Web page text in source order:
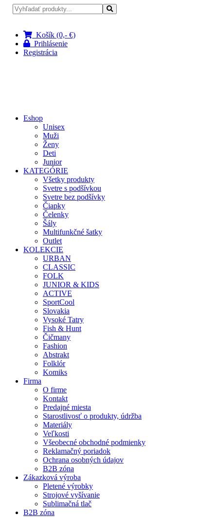
Košík (0,- €)
Prihlásenie
Registrácia
Eshop
Unisex
Muži
Ženy
Deti
Junior
KATEGÓRIE
Všetky produkty
Svetre s podšívkou
Svetre bez podšívky
Čiapky
Čelenky
Šály
Multifunkčné šatky
Outlet
KOLEKCIE
URBAN
CLASSIC
FOLK
JUNIOR & KIDS
ACTIVE
SportCool
Slovakia
Vysoké Tatry
Fish & Hunt
Čičmany
Fashion
Abstrakt
Folklór
Komiks
Firma
O firme
Kontakt
Predajné miesta
Starostlivosť o produkty, údržba
Materiály
Veľkosti
Všeobecné obchodné podmienky
Reklamačný poriadok
Ochrana osobných údajov
B2B zóna
Zákazková výroba
Pletené výrobky
Strojové vyšívanie
Sublimačná tlač
B2B zóna